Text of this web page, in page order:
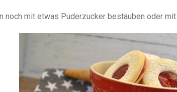
noch mit etwas Puderzucker bestäuben oder